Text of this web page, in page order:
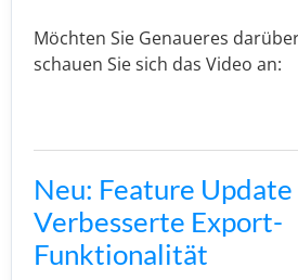
Möchten Sie Genaueres
schauen Sie sich das Video an:
Neu: Feature Update
Verbesserte Export-
Funktionalität